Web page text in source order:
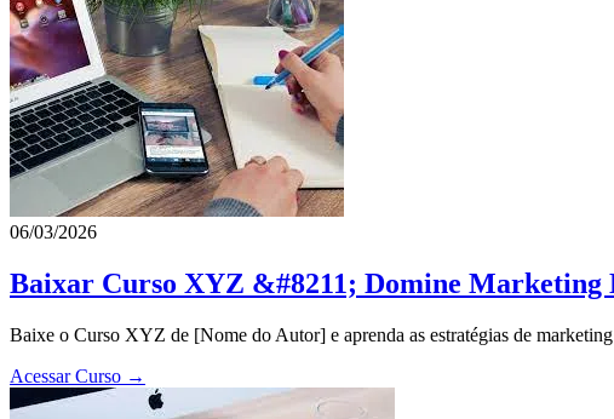
06/03/2026
Baixar Curso XYZ &#8211; Domine Marketing
Baixe o Curso XYZ de [Nome do Autor] e aprenda as estratégias de
Acessar Curso →